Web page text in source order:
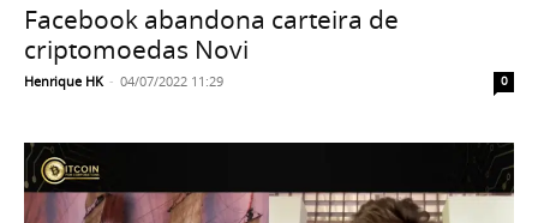
Facebook abandona carteira de
criptomoedas Novi
Henrique HK - 04/07/2022 11:29 0